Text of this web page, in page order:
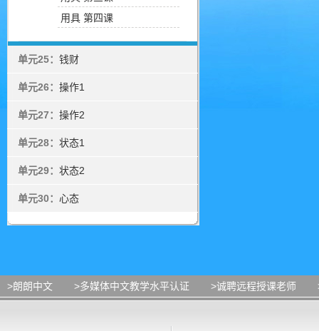
用具 第四课
单元25： 钱财
单元26： 操作1
单元27： 操作2
单元28： 状态1
单元29： 状态2
单元30： 心态
>朗朗中文 >多媒体中文教学水平认证 >诚聘远程授课老师